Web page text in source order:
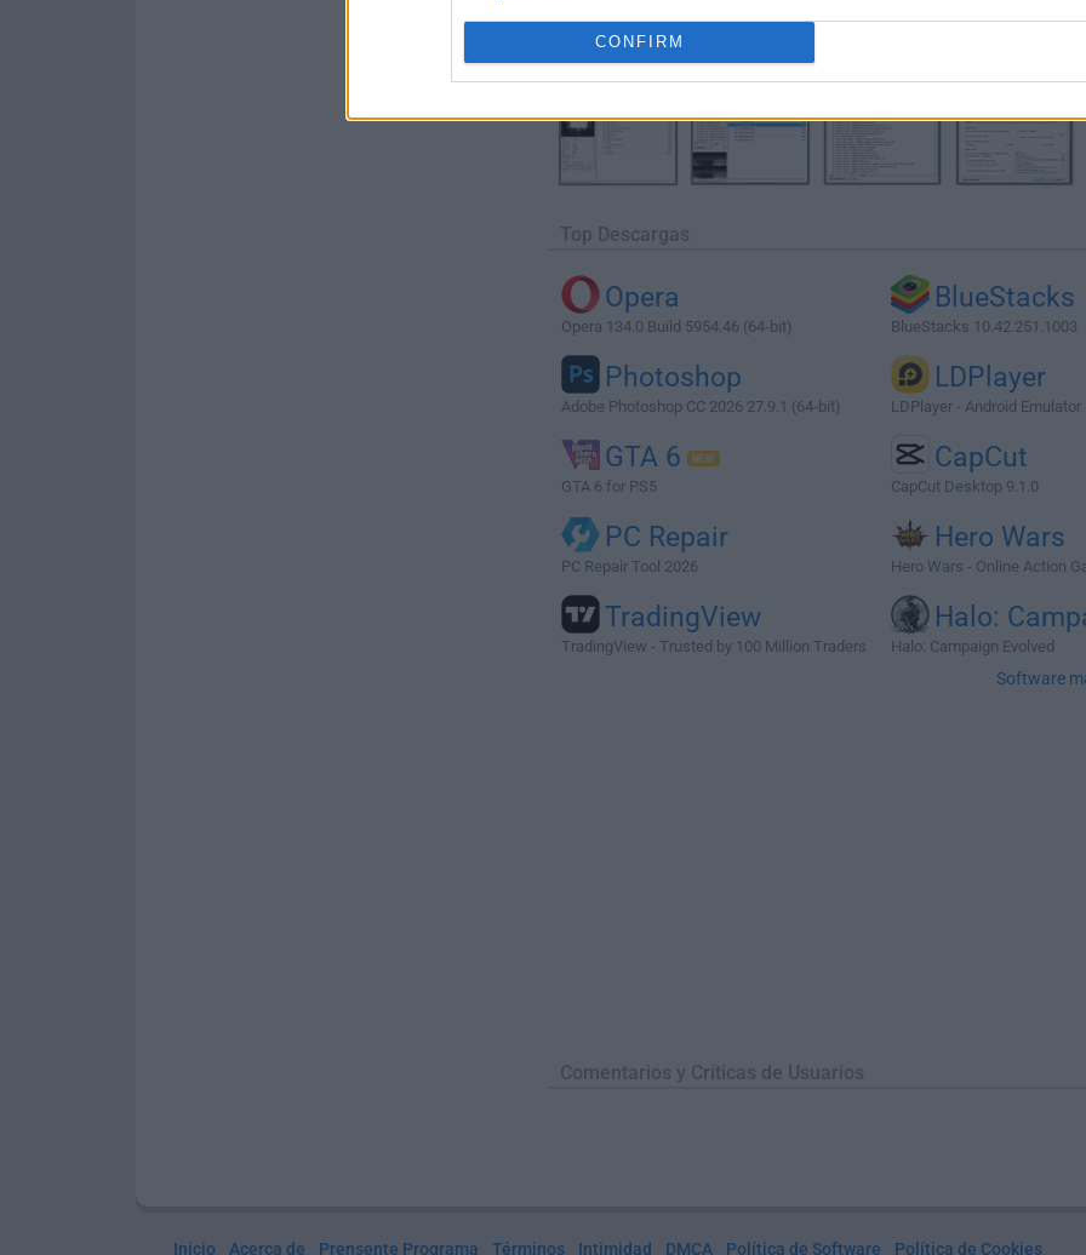
CONFIRM
Imágenes
Top Descargas
Opera
Opera 134.0 Build 5954.46 (64-bit)
BlueStacks
BlueStacks 10.42.251.1003
Photoshop
Adobe Photoshop CC 2026 27.9.1 (64-bit)
LDPlayer
LDPlayer - Android Emulator
GTA 6
GTA 6 for PS5
CapCut
CapCut Desktop 9.1.0
PC Repair
PC Repair Tool 2026
Hero Wars
Hero Wars - Online Action
TradingView
TradingView - Trusted by 100 Million Traders
Halo:
Halo: Campaign Evolved
Software
Comentarios y Críticas de Usuarios
Inicio Acerca de Prensente Programa Términos Intimidad DMCA Política de Software Política de Cookies